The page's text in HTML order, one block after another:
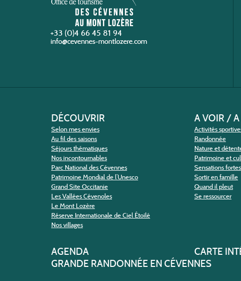
+33 (0)4 66 45 81 94
DÉCOUVRIR
Selon mes envies
Au fil des saisons
Séjours thématiques
Nos incontournables
Parc National des Cévennes
Patrimoine Mondial de l’Unesco
Grand Site Occitanie
Les Vallées Cévenoles
Le Mont Lozère
Réserve Internationale de Ciel Étoilé
Nos villages
A VOIR / A
Activités
Randonnée
Nature et
Patrimoine et
Sensations fortes
Sortir en famille
Quand il pleut
Se ressourcer
AGENDA CARTE
GRANDE RANDONNÉE EN CÉVENNES